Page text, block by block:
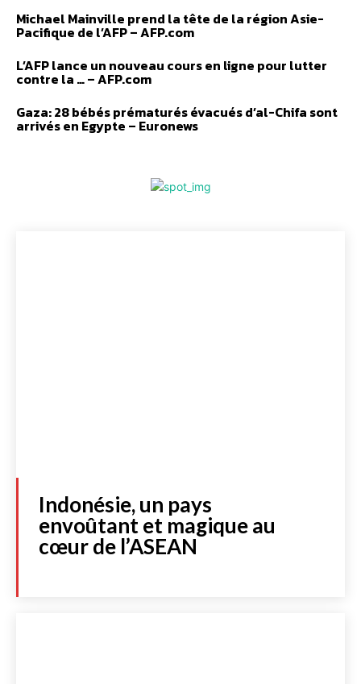
Michael Mainville prend la tête de la région Asie-
Pacifique de l’AFP – AFP.com
L’AFP lance un nouveau cours en ligne pour lutter
contre la … – AFP.com
Gaza: 28 bébés prématurés évacués d’al-Chifa sont
arrivés en Egypte – Euronews
Indonésie, un pays
envoûtant et magique au
cœur de l’ASEAN